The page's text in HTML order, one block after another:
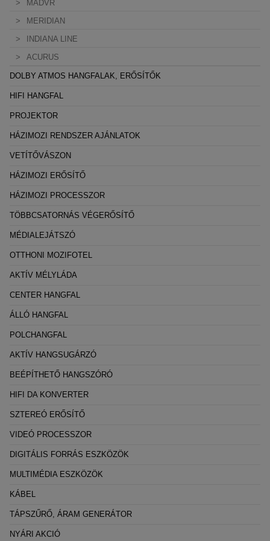
MADVR
MERIDIAN
INDIANA LINE
ACURUS
DOLBY ATMOS HANGFALAK, ERŐSÍTŐK
HIFI HANGFAL
PROJEKTOR
HÁZIMOZI RENDSZER AJÁNLATOK
VETÍTŐVÁSZON
HÁZIMOZI ERŐSÍTŐ
HÁZIMOZI PROCESSZOR
TÖBBCSATORNÁS VÉGERŐSÍTŐ
MÉDIALEJÁTSZÓ
OTTHONI MOZIFOTEL
AKTÍV MÉLYLÁDA
CENTER HANGFAL
ÁLLÓ HANGFAL
POLCHANGFAL
AKTÍV HANGSUGÁRZÓ
BEÉPÍTHETŐ HANGSZÓRÓ
HIFI DA KONVERTER
SZTEREÓ ERŐSÍTŐ
VIDEÓ PROCESSZOR
DIGITÁLIS FORRÁS ESZKÖZÖK
MULTIMÉDIA ESZKÖZÖK
KÁBEL
TÁPSZŰRŐ, ÁRAM GENERÁTOR
NYÁRI AKCIÓ
A weboldal statisztikáinak elemzésével tudjuk weboldalunkat
hatékonyabbá tenni, hogy a lehető legmagasabb felhasználói
élményt nyújtsuk kedves látogatóinknak. Ezért gyűjtünk
statisztikai adatokat a Google Analytics segítségével, amely
kizárólag az IP címeket tárolja a személyes adatok közül.
Reklámcélú:
Azért települnek ezek a sütik, hogy a felhasználót számára
egyedi, releváns, érdeklődési körébe tartozó
reklámajánlatokkal tudjuk megcélozni.